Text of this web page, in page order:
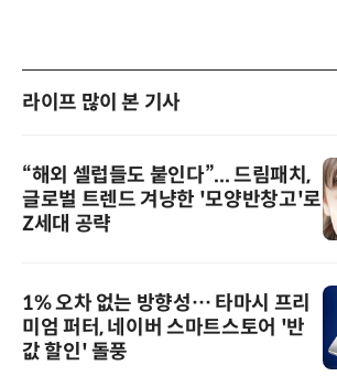
라이프 많이 본 기사
“해외 셀럽들도 붙인다”... 드림패치,
글로벌 트렌드 겨냥한 '모양반창고'로
Z세대 공략
1% 오차 없는 방향성… 타마시 프리
미엄 퍼터, 네이버 스마트스토어 '반
값 할인' 돌풍